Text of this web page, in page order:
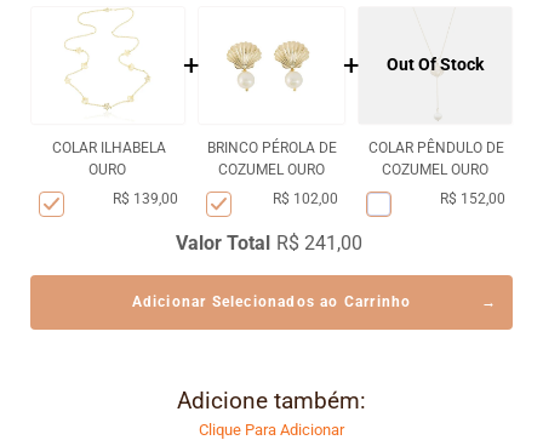
COLAR ILHABELA
OURO
R$ 139,00
+
BRINCO PÉROLA DE
COZUMEL OURO
R$ 102,00
+ Out Of Stock
COLAR PÊNDULO DE
COZUMEL OURO
R$ 152,00
Valor Total R$ 241,00
Adicionar Selecionados ao Carrinho
Adicione também:
Clique Para Adicionar